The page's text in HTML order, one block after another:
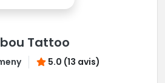
Tattoo
5.0 (13 avis)